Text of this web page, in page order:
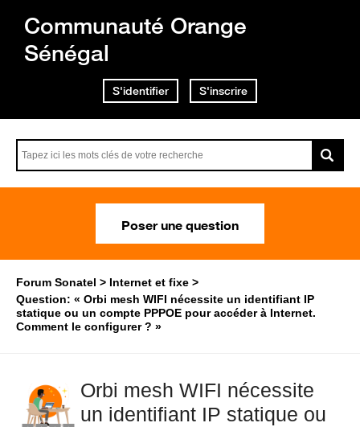
Communauté Orange
Sénégal
S'identifier S'inscrire
Poser une question
Forum Sonatel
Internet et fixe
Question: « Orbi mesh WIFI nécessite un identifiant IP
statique ou un compte PPPOE pour accéder à Internet.
Comment le configurer ? »
Orbi mesh WIFI nécessite
un identifiant IP statique ou